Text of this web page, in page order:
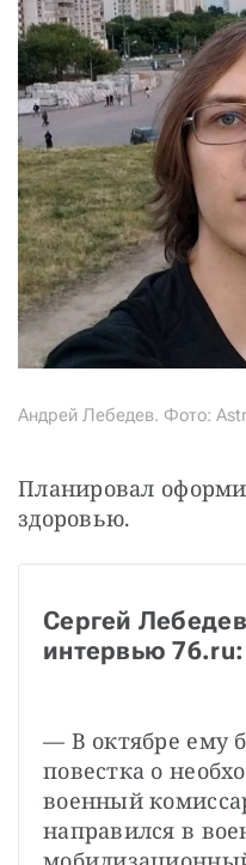
Андрей Лебедев. Фото:
Планировал
здоровью.
Сергей
интервью 76.ru:
— В октябре ему
повестка о
военный
направился в